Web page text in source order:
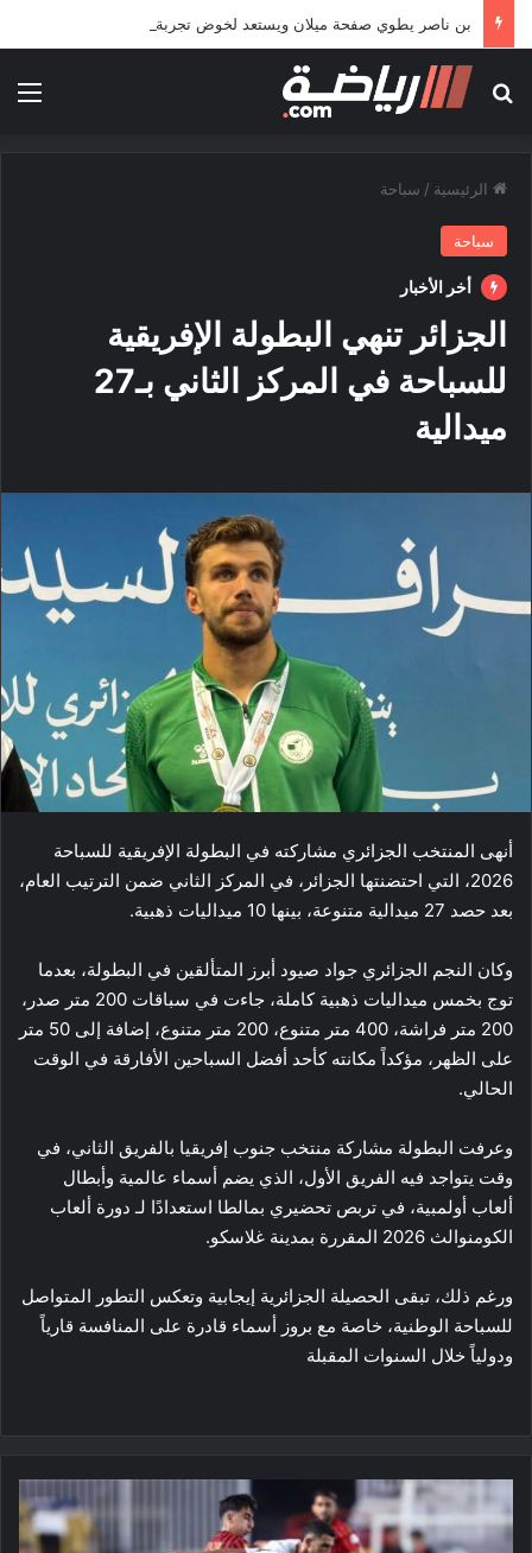
بحث عن
الرئيسية / سباحة
سباحة
أخر الأخبار
الجزائر تنهي البطولة الإفريقية
للسباحة في المركز الثاني بـ27
ميدالية
أنهى المنتخب الجزائري مشاركته في البطولة الإفريقية للسباحة
2026، التي احتضنتها الجزائر، في المركز الثاني ضمن الترتيب العام،
بعد حصد 27 ميدالية متنوعة، بينها 10 ميداليات ذهبية.
وكان النجم الجزائري جواد صيود أبرز المتألقين في البطولة، بعدما
توج بخمس ميداليات ذهبية كاملة، جاءت في سباقات 200 متر صدر،
200 متر فراشة، 400 متر متنوع، 200 متر متنوع، إضافة إلى 50 متر
على الظهر، مؤكداً مكانته كأحد أفضل السباحين الأفارقة في الوقت
الحالي.
وعرفت البطولة مشاركة منتخب جنوب إفريقيا بالفريق الثاني، في
وقت يتواجد فيه الفريق الأول، الذي يضم أسماء عالمية وأبطال
ألعاب أولمبية، في تربص تحضيري بمالطا استعدادًا لـ دورة ألعاب
الكومنوالث 2026 المقررة بمدينة غلاسكو.
ورغم ذلك، تبقى الحصيلة الجزائرية إيجابية وتعكس التطور المتواصل
للسباحة الوطنية، خاصة مع بروز أسماء قادرة على المنافسة قارياً
ودولياً خلال السنوات المقبلة
العاصمة
يهزم